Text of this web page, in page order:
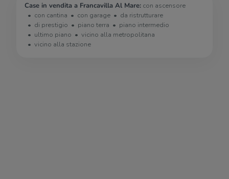
Case in vendita a Francavilla Al Mare: con ascensore
con cantina
con garage
da ristrutturare
di prestigio
piano terra
piano intermedio
ultimo piano
vicino alla metropolitana
vicino alla stazione